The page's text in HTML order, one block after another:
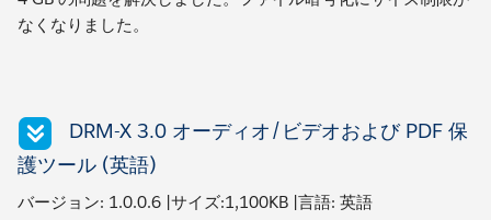
なくなりました。
DRM-X 3.0 オーディオ/ビデオおよび PDF 保
護ツール (英語)
バージョン: 1.0.0.6 |サイズ:1,100KB |言語: 英語